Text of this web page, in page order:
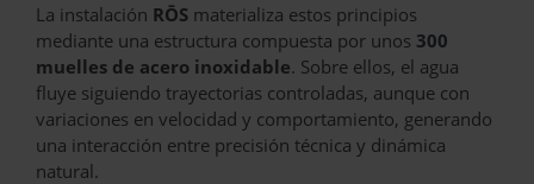
La instalación RŌS materializa estos principios
mediante una estructura compuesta por unos 300
muelles de acero inoxidable. Sobre ellos, el agua
fluye siguiendo trayectorias controladas, aunque con
variaciones en velocidad y comportamiento, generando
una interacción entre precisión técnica y dinámica
natural.